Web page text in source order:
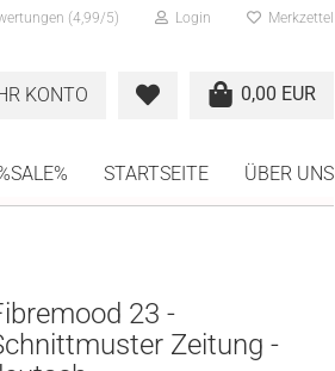
(4,99/5) Login Merkzettel
0,00 EUR
KONTO
STARTSEITE ÜBER UNS
23 -
Zeitung -